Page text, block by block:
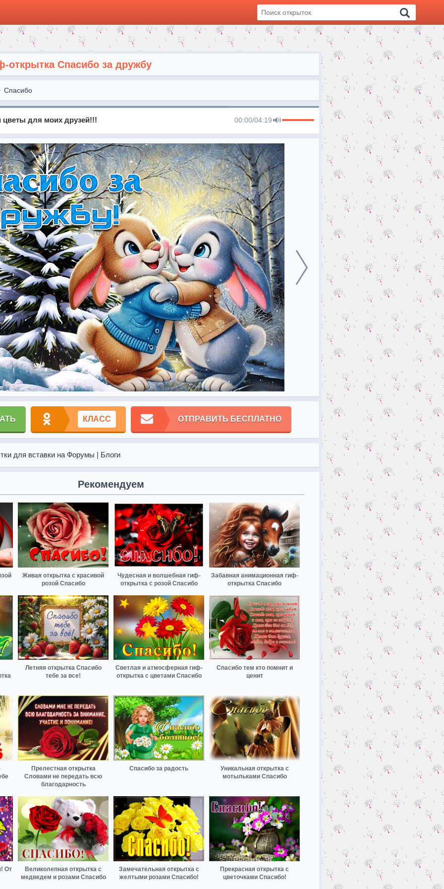
открытка Спасибо за дружбу
Спасибо
цветы для моих друзей!!! 00:00/04:19
КЛАСС ОТПРАВИТЬ БЕСПЛАТНО
для вставки на Форумы | Блоги
Рекомендуем
Живая открытка с красивой
розой Спасибо
Чудесная и волшебная гиф-
открытка с розой Спасибо
Забавная анимационная гиф-
открытка Спасибо
Летняя открытка Спасибо
тебе за все!
Светлая и атмосферная гиф-
открытка с цветами Спасибо
Спасибо тем кто помнит и
ценит
Прелестная открытка
Словами не передать всю
благодарность
Спасибо за радость
Уникальная открытка с
мотыльками Спасибо
От
Великолепная открытка с
медведем и розами Спасибо
Замечательная открытка с
желтыми розами Спасибо!
Прекрасная открытка с
цветочками Спасибо!